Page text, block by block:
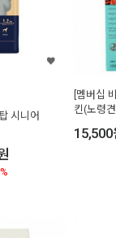
시니어
[멤버십
킨(노령
15,500